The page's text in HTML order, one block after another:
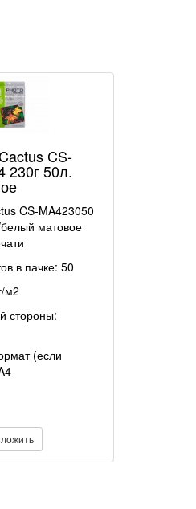
CS-
230г 50л.
CS-MA423050
матовое
в пачке: 50
м2
стороны:
(если